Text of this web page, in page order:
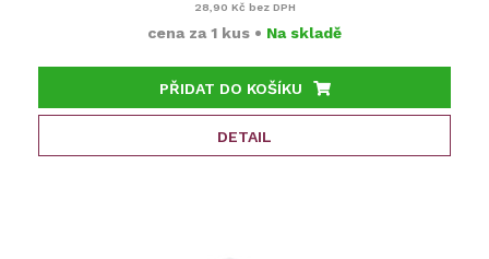
28,90 Kč bez DPH
cena za 1 kus • Na skladě
PŘIDAT DO KOŠÍKU
DETAIL